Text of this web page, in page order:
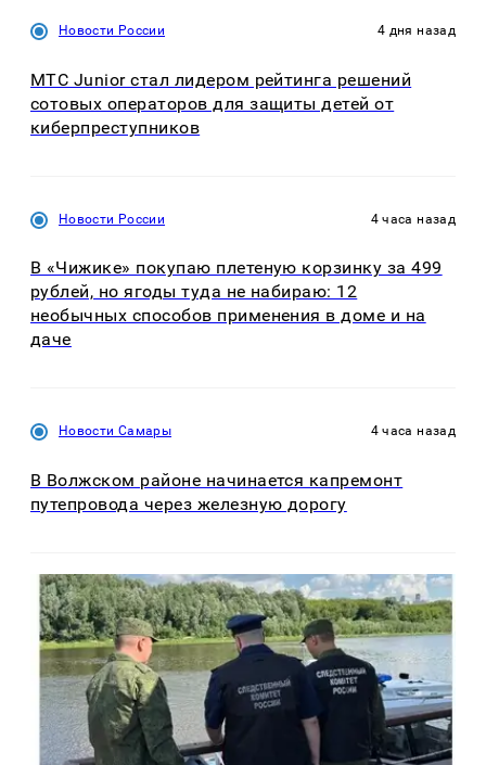
Новости России 4 дня назад
МТС Junior стал лидером рейтинга решений
сотовых операторов для защиты детей от
киберпреступников
Новости России 4 часа назад
В «Чижике» покупаю плетеную корзинку за 499
рублей, но ягоды туда не набираю: 12
необычных способов применения в доме и на
даче
Новости Самары 4 часа назад
В Волжском районе начинается капремонт
путепровода через железную дорогу